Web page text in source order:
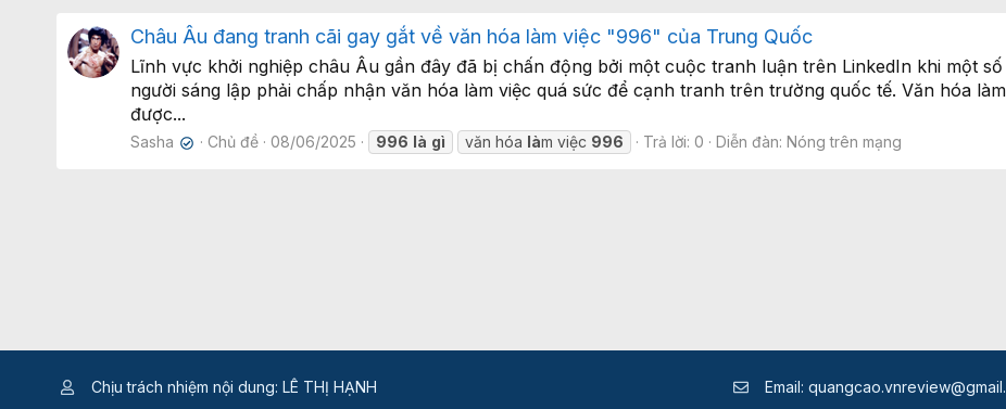
Châu Âu đang tranh cãi gay gắt về văn hóa làm việc "996" của Trung Quốc
Lĩnh vực khởi nghiệp châu Âu gần đây đã bị chấn động bởi một cuộc tranh luận trên LinkedIn khi một
người sáng lập phải chấp nhận văn hóa làm việc quá sức để cạnh tranh trên trường quốc tế. Văn hóa
được...
Sasha ✔ Chủ đề 08/06/2025 996 là gì văn hóa làm việc 996 Trả lời: 0 Diễn đàn:Nóng trên mạng
Chịu trách nhiệm nội dung: LÊ THỊ HẠNH Email: